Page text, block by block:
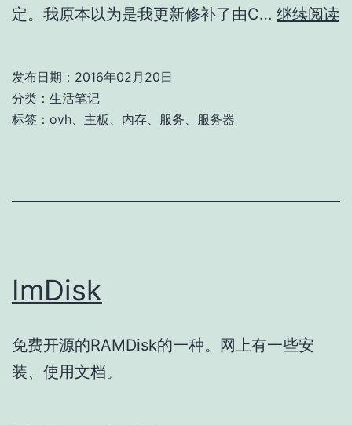
定。我原本以为是我更新修补了由C… 继续阅读
发布日期： 2016年02月20日
分类： 生活笔记
标签： ovh 主板 内存 服务 服务器
ImDisk
免费开源的RAMDisk的一种。网上有一些安
装、使用文档。